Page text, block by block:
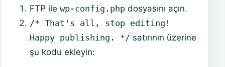
FTP ile wp-config.php dosyasını açın.
/* That's all, stop editing!
Happy publishing. */ satırının üzerine
şu kodu ekleyin: